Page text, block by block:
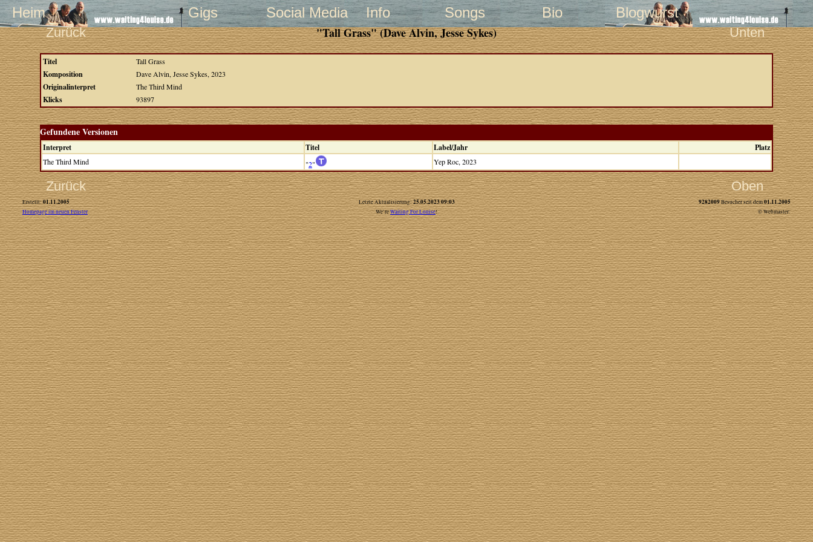
Heim Gigs Social Media Info Songs Bio Blogwurst
Zurück "Tall Grass" (Dave Alvin, Jesse Sykes) Unten
Titel Tall Grass
Komposition Dave Alvin, Jesse Sykes, 2023
Originalinterpret The Third Mind
Klicks 93897
Gefundene Versionen
Interpret Titel Label/Jahr Platz
The Third Mind "2" Yep Roc, 2023
Zurück Oben
Erstellt:01.11.2005 Letzte Aktualisierung:25.05.2023 09:03 9282009Besucher seit dem01.11.2005
Homepage im neuen Fenster We’reWaiting For Louise! © Webmaster: